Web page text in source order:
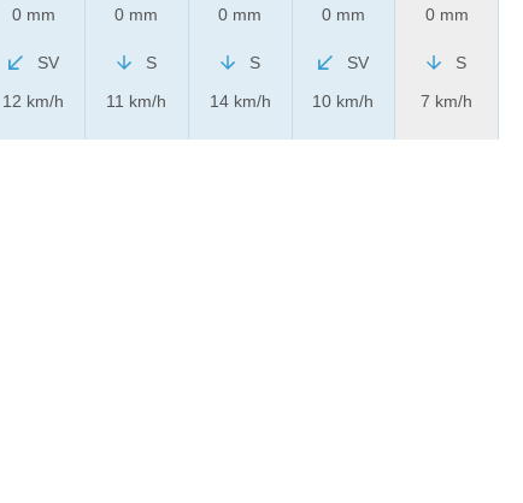
0 mm
SV
12 km/h
0 mm
S
11 km/h
0 mm
S
14 km/h
0 mm
SV
10 km/h
0 mm
S
7 km/h